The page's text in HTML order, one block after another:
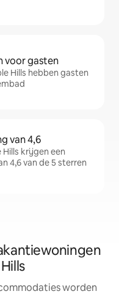
voor gasten
Hills hebben gasten
van 4,6
krijgen een
4,6 van de 5 sterren
worden